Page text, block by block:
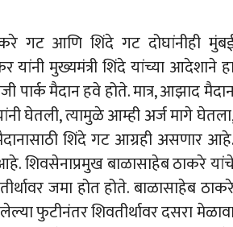
गट आणि शिंदे गट दोघांनीही
मुख्यमंत्री शिंदे यांच्या आदेशाने
पार्क मैदान हवे होते. मात्र, आझाद
घेतली, त्यामुळे आम्ही अर्ज मागे
शिंदे गट आग्रही असणार
शिवसेनाप्रमुख बाळासाहेब ठाकरे
जमा होत होते. बाळासाहेब
फुटीनंतर शिवतीर्थावर दसरा